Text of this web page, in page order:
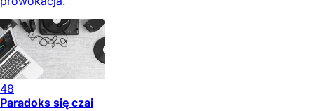
48
Paradoks się czai